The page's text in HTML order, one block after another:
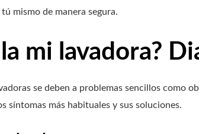
mismo de manera segura.
mi lavadora?
se deben a problemas sencillos como
síntomas más habituales y sus soluciones.